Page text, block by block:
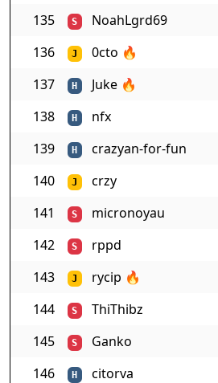
135
S NoahLgrd69
136
J 0cto 🔥
137
H Juke🔥
138
H nfx
139
H crazyan-for-fun
140
J crzy
141
S micronoyau
142
S rppd
143
J rycip 🔥
144
S ThiThibz
145
S Ganko
146
H citorva